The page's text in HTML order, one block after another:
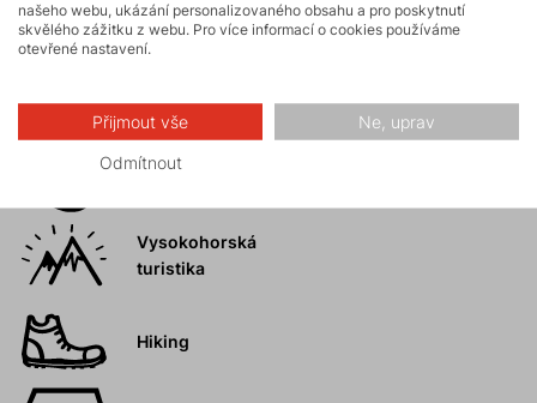
Skalní lezení a
Vysokohorská
turistika
Hiking
našeho webu, ukázání personalizovaného obsahu a pro poskytnutí
skvělého zážitku z webu. Pro více informací o cookies používáme
otevřené nastavení.
Přijmout vše Ne, uprav
Odmítnout